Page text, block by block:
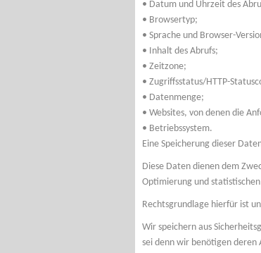
• Datum und Uhrzeit des
• Browsertyp;
• Sprache und Browser-
• Inhalt des Abrufs;
• Zeitzone;
• Zugriffsstatus/HTTP-
• Datenmenge;
• Websites, von denen die
• Betriebssystem.
Eine Speicherung dieser
Diese Daten dienen dem
Optimierung und
Rechtsgrundlage hierfür ist
Wir speichern aus
sei denn wir benötigen deren